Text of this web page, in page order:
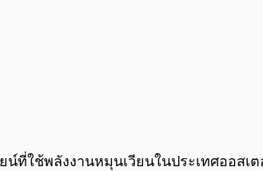
น์ที่ใช้พลังงานหมุนเวียนในประเทศออส